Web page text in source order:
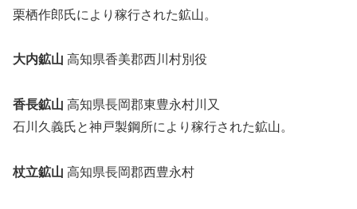
栗栖作郎氏により稼行された鉱山。
大内鉱山 高知県香美郡西川村別役
香長鉱山 高知県長岡郡東豊永村川又
石川久義氏と神戸製鋼所により稼行された鉱山。
杖立鉱山 高知県長岡郡西豊永村